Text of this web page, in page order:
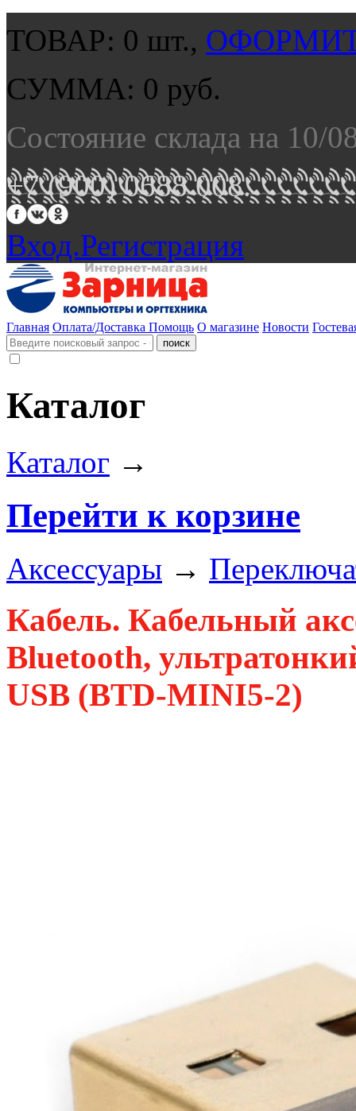
ТОВАР: 0 шт.,
СУММА: 0 руб.
Состояние склада на 10/
+7 (900) 0688 008.
Вход.Регистрация
Главная Оплата/Доставка Помощь О магазине Новости
Каталог
Каталог →
Перейти к корзине
Аксессуары →
Кабель. Кабельный
Bluetooth,
USB (BTD-MINI5-2)